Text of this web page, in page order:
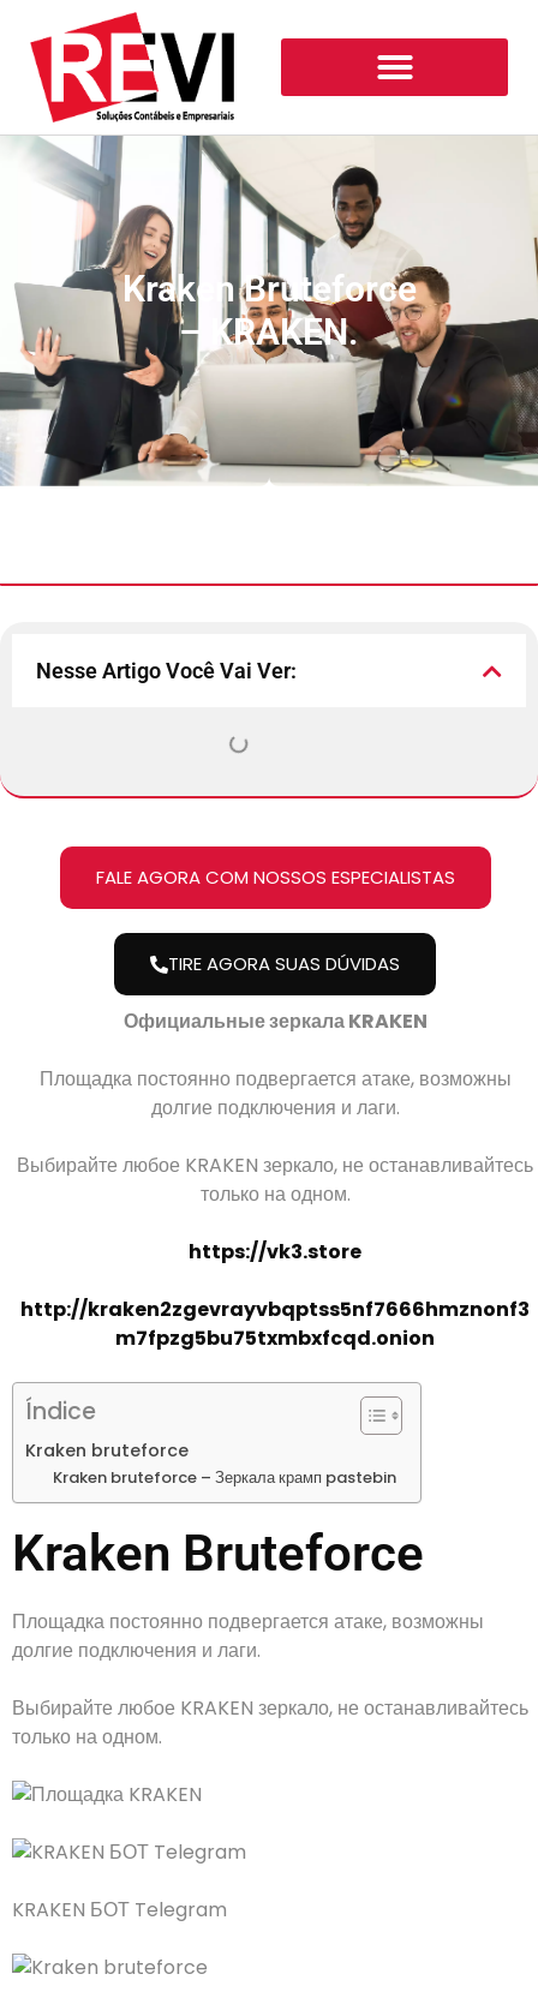
Kraken Bruteforce
– KRAKEN.
Nesse Artigo Você Vai Ver:
FALE AGORA COM NOSSOS ESPECIALISTAS
TIRE AGORA SUAS DÚVIDAS
Официальные зеркала KRAKEN
Площадка постоянно подвергается атаке, возможны
долгие подключения и лаги.
Выбирайте любое KRAKEN зеркало, не останавливайтесь
только на одном.
https://vk3.store
http://kraken2zgevrayvbqptss5nf7666hmznonf3
m7fpzg5bu75txmbxfcqd.onion
Índice
Kraken bruteforce
Kraken bruteforce – Зеркала крамп pastebin
Kraken Bruteforce
Площадка постоянно подвергается атаке, возможны
долгие подключения и лаги.
Выбирайте любое KRAKEN зеркало, не останавливайтесь
только на одном.
KRAKEN БОТ Telegram